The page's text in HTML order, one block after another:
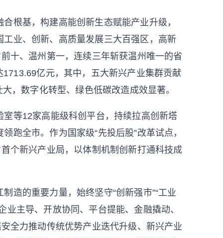
基，构建高能创新生态赋能产业升级，
业、创新、高质量发展三大百强区，高新
十、温州第一，连续三年斩获温州唯一的省
亿元，其中，五大新兴产业集群贡献
，数字化转型、绿色低碳改造成效显著。
12家高能级科创平台，持续拉高创新塔
跑全市。作为国家级“先投后股”改革试点，
个新兴产业局，以体制机制创新打通科技成
的重要力量，始终坚守“创新强市”“工业
主导、开放协同、平台提能、金融撬动、
全力推动传统优势产业迭代升级、新兴产业